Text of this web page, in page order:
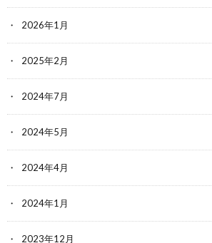
2026年1月
2025年2月
2024年7月
2024年5月
2024年4月
2024年1月
2023年12月